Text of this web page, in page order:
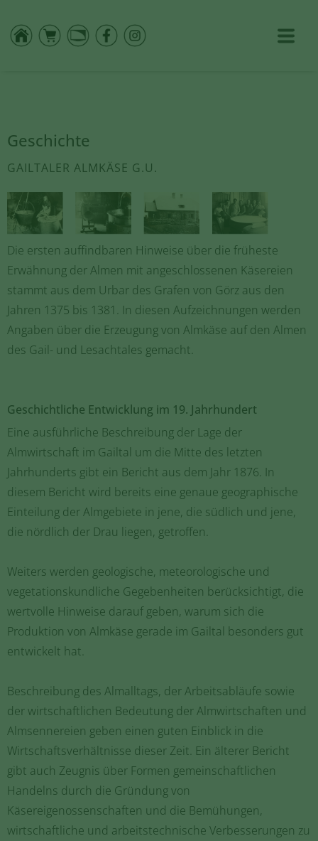
Geschichte
GAILTALER ALMKÄSE G.U.
Die ersten auffindbaren Hinweise über die früheste
Erwähnung der Almen mit angeschlossenen Käsereien
stammt aus dem Urbar des Grafen von Görz aus den
Jahren 1375 bis 1381. In diesen Aufzeichnungen werden
Angaben über die Erzeugung von Almkäse auf den Almen
des Gail- und Lesachtales gemacht.
Geschichtliche Entwicklung im 19. Jahrhundert
Eine ausführliche Beschreibung der Lage der
Almwirtschaft im Gailtal um die Mitte des letzten
Jahrhunderts gibt ein Bericht aus dem Jahr 1876. In
diesem Bericht wird bereits eine genaue geographische
Einteilung der Almgebiete in jene, die südlich und jene,
die nördlich der Drau liegen, getroffen.
Weiters werden geologische, meteorologische und
vegetationskundliche Gegebenheiten berücksichtigt, die
wertvolle Hinweise darauf geben, warum sich die
Produktion von Almkäse gerade im Gailtal besonders gut
entwickelt hat.
Beschreibung des Almalltags, der Arbeitsabläufe sowie
der wirtschaftlichen Bedeutung der Almwirtschaften und
Almsennereien geben einen guten Einblick in die
Wirtschaftsverhältnisse dieser Zeit. Ein älterer Bericht
gibt auch Zeugnis über Formen gemeinschaftlichen
Handelns durch die Gründung von
Käsereigenossenschaften und die Bemühungen,
wirtschaftliche und arbeitstechnische Verbesserungen zu